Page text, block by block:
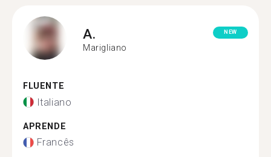
A.
Marigliano
NEW
FLUENTE
Italiano
APRENDE
Francês